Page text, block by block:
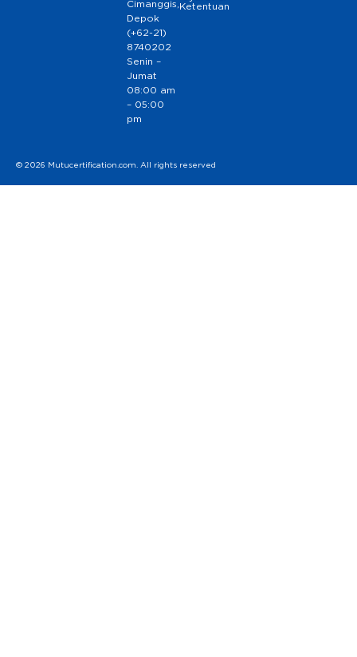
Cimanggis,
Depok
(+62-21)
8740202
Senin –
Jumat
08:00 am
– 05:00
pm
Ketentuan
© 2026 Mutucertification.com. All rights reserved